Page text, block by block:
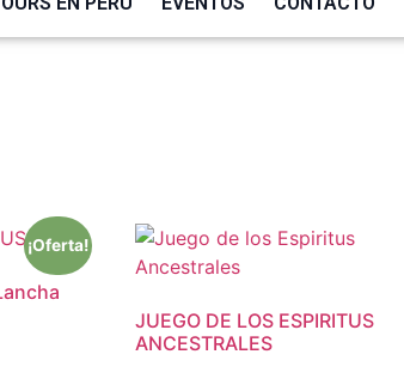
¡Oferta!
JUEGO DE LOS ESPIRITUS
ANCESTRALES